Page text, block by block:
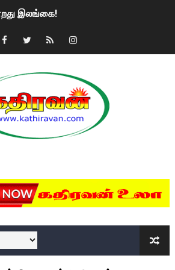
இலங்கை!
எங்களைத் தனிமையில்
விலக திட்டம்?
தரமான சம்பவம்.. ஆபாச வீடியோக்களால்
ஆய்வு…. இந்தியாவின் “கோவிஷீல்டு”
பிரபாகரனின் பிறந்தநாளை
நபர் யார், என்ன நடந்தது?: உண்மையை
மில்லியன் அமெரிக்க டொலர் நட்டஈடு